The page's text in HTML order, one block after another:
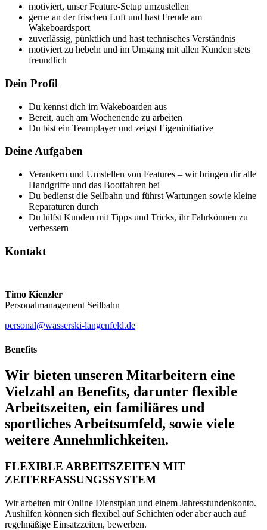
motiviert, unser Feature-Setup umzustellen
gerne an der frischen Luft und hast Freude am
Wakeboardsport
zuverlässig, pünktlich und hast technisches Verständnis
motiviert zu hebeln und im Umgang mit allen Kunden stets
freundlich
Dein Profil
Du kennst dich im Wakeboarden aus
Bereit, auch am Wochenende zu arbeiten
Du bist ein Teamplayer und zeigst Eigeninitiative
Deine Aufgaben
Verankern und Umstellen von Features – wir bringen dir alle
Handgriffe und das Bootfahren bei
Du bedienst die Seilbahn und führst Wartungen sowie kleine
Reparaturen durch
Du hilfst Kunden mit Tipps und Tricks, ihr Fahrkönnen zu
verbessern
Kontakt
Timo Kienzler
Personalmanagement Seilbahn
personal@wasserski-langenfeld.de
Benefits
Wir bieten unseren Mitarbeitern eine
Vielzahl an Benefits, darunter flexible
Arbeitszeiten, ein familiäres und
sportliches Arbeitsumfeld, sowie viele
weitere Annehmlichkeiten.
FLEXIBLE ARBEITSZEITEN MIT
ZEITERFASSUNGSSYSTEM
Wir arbeiten mit Online Dienstplan und einem Jahresstundenkonto.
Aushilfen können sich flexibel auf Schichten oder aber auch auf
regelmäßige Einsatzzeiten, bewerben.